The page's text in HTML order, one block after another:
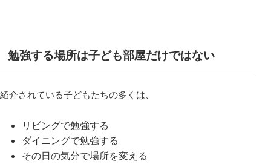
勉強する場所は子ども部屋だけではない
紹介されている子どもたちの多くは、
リビングで勉強する
ダイニングで勉強する
その日の気分で場所を変える